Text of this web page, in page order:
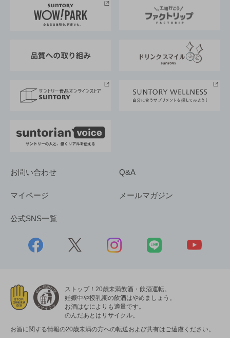
地域情報
サントリーサンバーズ大阪
サントリーが考えるサステナビリティ経営
企業概要
採用情報
お問い合わせ Q&A
マイページ メールマガジン
公式SNS一覧
ストップ！20歳未満飲酒・飲酒運転。
妊娠中や授乳期の飲酒はやめましょう。
お酒はなによりも適量です。
のんだあとはリサイクル。
お酒に関する情報の20歳未満の方への転送および共有はご遠慮ください。